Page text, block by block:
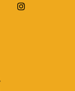
Emilia-
di
pagina Twitter
visita la